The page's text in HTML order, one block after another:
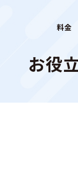
料金
お役